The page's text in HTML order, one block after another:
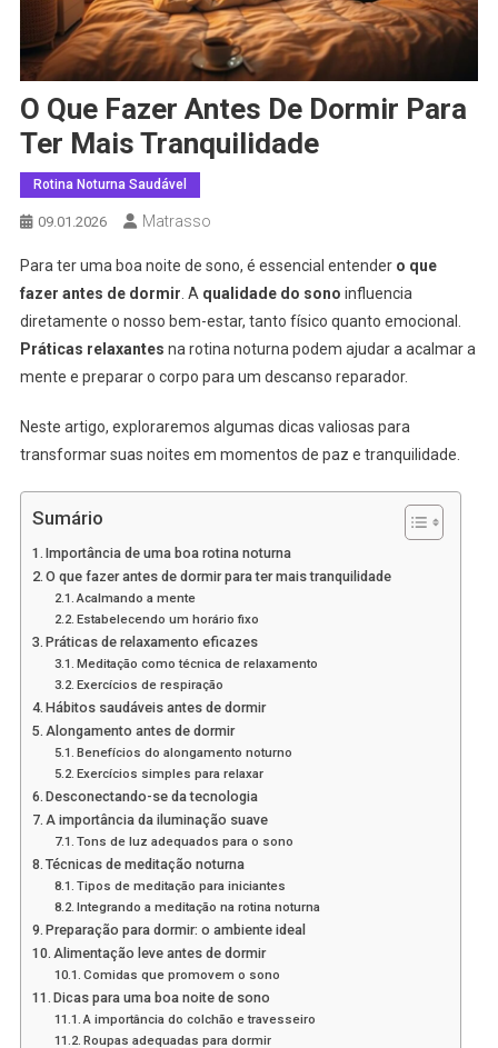
O Que Fazer Antes De Dormir Para
Ter Mais Tranquilidade
Rotina Noturna Saudável
09.01.2026 Matrasso
Para ter uma boa noite de sono, é essencial entender o que
fazer antes de dormir. A qualidade do sono influencia
diretamente o nosso bem-estar, tanto físico quanto emocional.
Práticas relaxantes na rotina noturna podem ajudar a acalmar a
mente e preparar o corpo para um descanso reparador.
Neste artigo, exploraremos algumas dicas valiosas para
transformar suas noites em momentos de paz e tranquilidade.
Sumário
Importância de uma boa rotina noturna
O que fazer antes de dormir para ter mais tranquilidade
Acalmando a mente
Estabelecendo um horário fixo
Práticas de relaxamento eficazes
Meditação como técnica de relaxamento
Exercícios de respiração
Hábitos saudáveis antes de dormir
Alongamento antes de dormir
Benefícios do alongamento noturno
Exercícios simples para relaxar
Desconectando-se da tecnologia
A importância da iluminação suave
Tons de luz adequados para o sono
Técnicas de meditação noturna
Tipos de meditação para iniciantes
Integrando a meditação na rotina noturna
Preparação para dormir: o ambiente ideal
Alimentação leve antes de dormir
Comidas que promovem o sono
Dicas para uma boa noite de sono
A importância do colchão e travesseiro
Roupas adequadas para dormir